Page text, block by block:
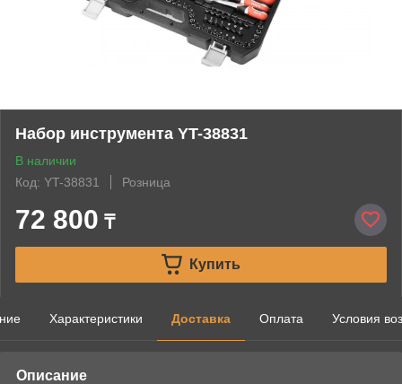
Набор инструмента YT-38831
В наличии
Код: YT-38831
Розница
72 800 ₸
Купить
Характеристики Доставка Оплата Условия
Описание